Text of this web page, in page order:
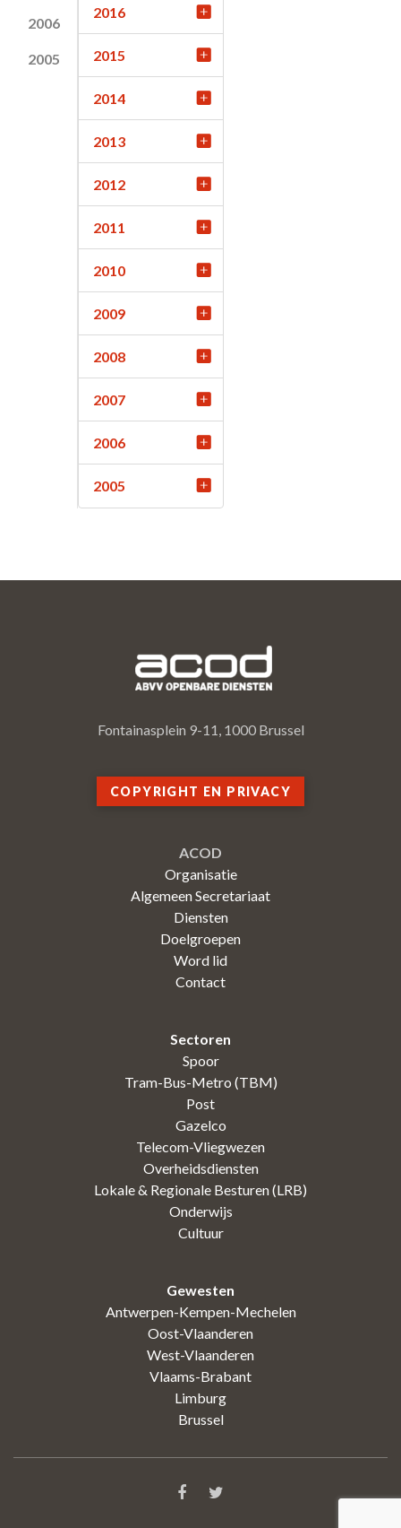
2006
2005
2016
2015
2014
2013
2012
2011
2010
2009
2008
2007
2006
2005
Fontainasplein 9-11, 1000 Brussel
COPYRIGHT EN PRIVACY
ACOD
Organisatie
Algemeen Secretariaat
Diensten
Doelgroepen
Word lid
Contact
Sectoren
Spoor
Tram-Bus-Metro (TBM)
Post
Gazelco
Telecom-Vliegwezen
Overheidsdiensten
Lokale & Regionale Besturen (LRB)
Onderwijs
Cultuur
Gewesten
Antwerpen-Kempen-Mechelen
Oost-Vlaanderen
West-Vlaanderen
Vlaams-Brabant
Limburg
Brussel